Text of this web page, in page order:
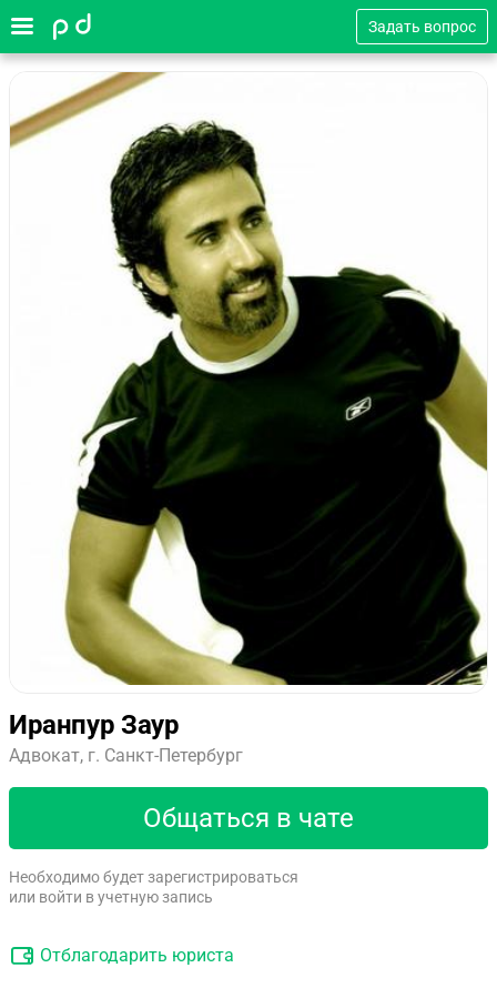
Задать вопрос
Иранпур Заур
Адвокат, г. Санкт-Петербург
Общаться в чате
Необходимо будет зарегистрироваться
или войти в учетную запись
Отблагодарить юриста